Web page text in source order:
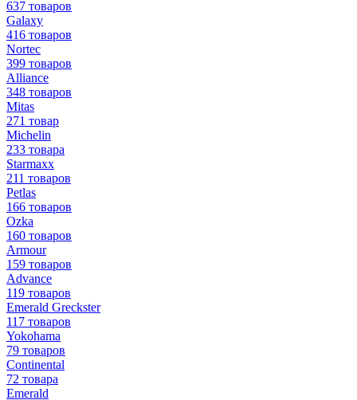
637 товаров
Galaxy
416 товаров
Nortec
399 товаров
Alliance
348 товаров
Mitas
271 товар
Michelin
233 товара
Starmaxx
211 товаров
Petlas
166 товаров
Ozka
160 товаров
Armour
159 товаров
Advance
119 товаров
Emerald Greckster
117 товаров
Yokohama
79 товаров
Continental
72 товара
Emerald